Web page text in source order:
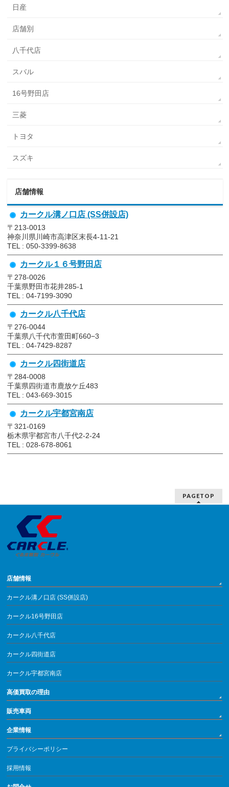
日産
店舗別
八千代店
スバル
16号野田店
三菱
トヨタ
スズキ
店舗情報
カークル溝ノ口店 (SS併設店)
〒213-0013
神奈川県川崎市高津区末長4-11-21
TEL : 050-3399-8638
カークル１６号野田店
〒278-0026
千葉県野田市花井285-1
TEL : 04-7199-3090
カークル八千代店
〒276-0044
千葉県八千代市萱田町660−3
TEL : 04-7429-8287
カークル四街道店
〒284-0008
千葉県四街道市鹿放ケ丘483
TEL : 043-669-3015
カークル宇都宮南店
〒321-0169
栃木県宇都宮市八千代2-2-24
TEL : 028-678-8061
PAGETOP
店舗情報
カークル溝ノ口店 (SS併設店)
カークル16号野田店
カークル八千代店
カークル四街道店
カークル宇都宮南店
高価買取の理由
販売車両
企業情報
プライバシーポリシー
採用情報